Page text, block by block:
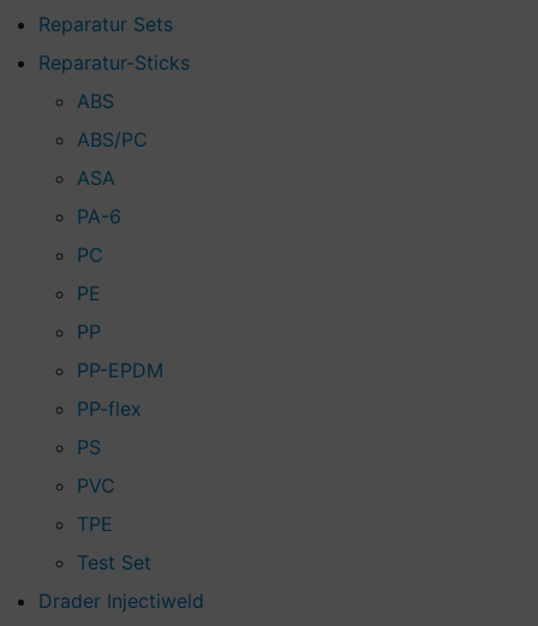
Reparatur Sets
Reparatur-Sticks
ABS
ABS/PC
ASA
PA-6
PC
PE
PP
PP-EPDM
PP-flex
PS
PVC
TPE
Test Set
Drader Injectiweld